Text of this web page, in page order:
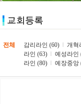
전체 감리라인 (60) 개혁
라인 (63)
예성라인
라인 (80)
예장중앙